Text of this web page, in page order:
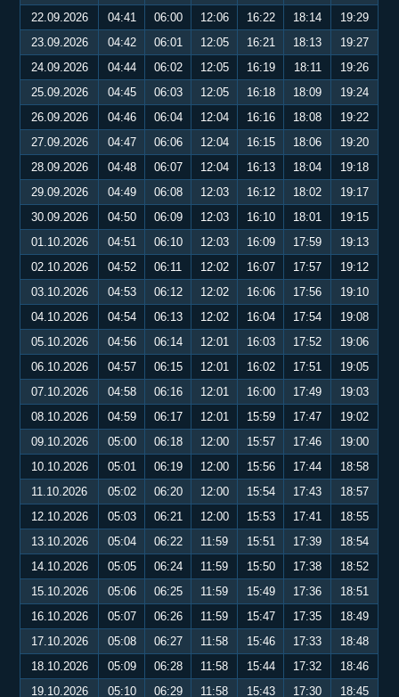
22.09.2026
04:41 06:00 12:06 16:22 18:14
19:29
23.09.2026
04:42 06:01 12:05 16:21 18:13
19:27
24.09.2026
04:44 06:02 12:05 16:19 18:11
19:26
25.09.2026
04:45 06:03 12:05 16:18 18:09
19:24
26.09.2026
04:46 06:04 12:04 16:16 18:08
19:22
27.09.2026
04:47 06:06 12:04 16:15 18:06
19:20
28.09.2026
04:48 06:07 12:04 16:13 18:04
19:18
29.09.2026
04:49 06:08 12:03 16:12 18:02
19:17
30.09.2026
04:50 06:09 12:03 16:10 18:01
19:15
01.10.2026
04:51 06:10 12:03 16:09 17:59
19:13
02.10.2026
04:52 06:11 12:02 16:07 17:57
19:12
03.10.2026
04:53 06:12 12:02 16:06 17:56
19:10
04.10.2026
04:54 06:13 12:02 16:04 17:54
19:08
05.10.2026
04:56 06:14 12:01 16:03 17:52
19:06
06.10.2026
04:57 06:15 12:01 16:02 17:51
19:05
07.10.2026
04:58 06:16 12:01 16:00 17:49
19:03
08.10.2026
04:59 06:17 12:01 15:59 17:47
19:02
09.10.2026
05:00 06:18 12:00 15:57 17:46
19:00
10.10.2026
05:01 06:19 12:00 15:56 17:44
18:58
11.10.2026
05:02 06:20 12:00 15:54 17:43
18:57
12.10.2026
05:03 06:21 12:00 15:53 17:41
18:55
13.10.2026
05:04 06:22 11:59 15:51 17:39
18:54
14.10.2026
05:05 06:24 11:59 15:50 17:38
18:52
15.10.2026
05:06 06:25 11:59 15:49 17:36
18:51
16.10.2026
05:07 06:26 11:59 15:47 17:35
18:49
17.10.2026
05:08 06:27 11:58 15:46 17:33
18:48
18.10.2026
05:09 06:28 11:58 15:44 17:32
18:46
19.10.2026
05:10 06:29 11:58 15:43 17:30
18:45